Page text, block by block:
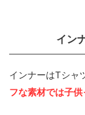
イン
インナーはTシャ
フな素材では子